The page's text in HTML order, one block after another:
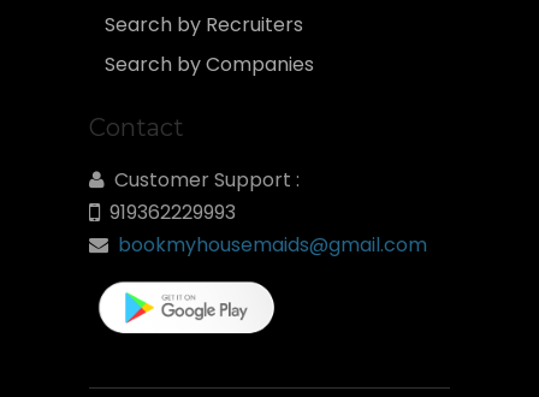
Search by Recruiters
Search by Companies
Contact
Customer Support :
919362229993
bookmyhousemaids@gmail.com